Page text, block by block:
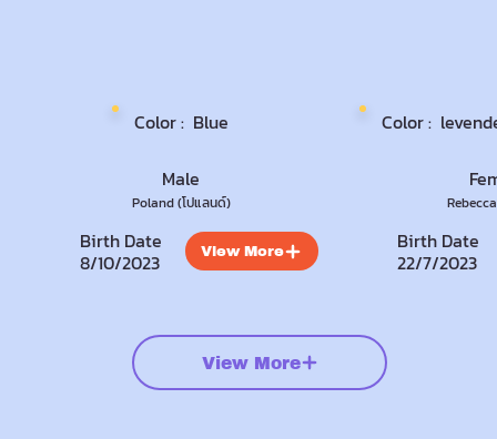
Color : Blue
Male
Poland (โปแลนด์)
Birth Date
8/10/2023
View More
Color :
Birth Date
22/7/2023
View More